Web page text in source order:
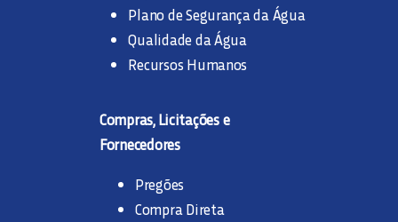
Plano de Segurança da Água
Qualidade da Água
Recursos Humanos
Compras, Licitações e
Fornecedores
Pregões
Compra Direta